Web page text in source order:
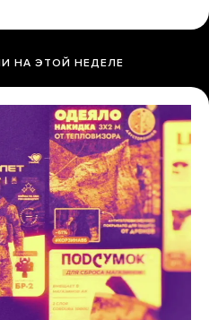
НА ЭТОЙ НЕДЕЛЕ